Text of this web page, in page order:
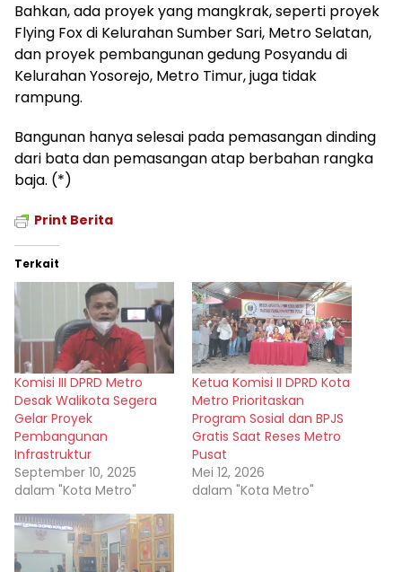
Bahkan, ada proyek yang mangkrak, seperti proyek
Flying Fox di Kelurahan Sumber Sari, Metro Selatan,
dan proyek pembangunan gedung Posyandu di
Kelurahan Yosorejo, Metro Timur, juga tidak
rampung.
Bangunan hanya selesai pada pemasangan dinding
dari bata dan pemasangan atap berbahan rangka
baja. (*)
Print Berita
Terkait
Komisi III DPRD Metro
Desak Walikota Segera
Gelar Proyek
Pembangunan
Infrastruktur
September 10, 2025
dalam "Kota Metro"
Ketua Komisi II DPRD Kota
Metro Prioritaskan
Program Sosial dan BPJS
Gratis Saat Reses Metro
Pusat
Mei 12, 2026
dalam "Kota Metro"